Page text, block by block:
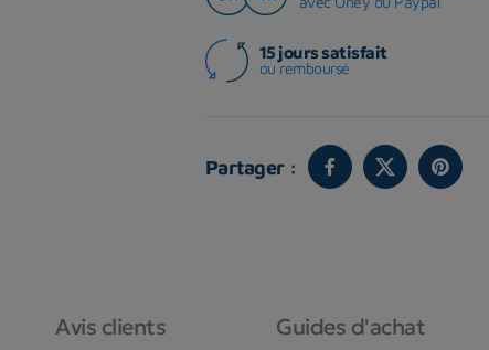
15 jours satisfait
ou remboursé
Partager :
Avis clients Guides d'achat